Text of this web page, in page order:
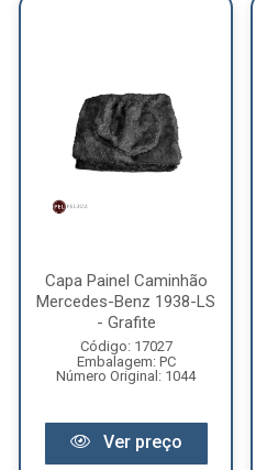
Capa Painel Caminhão
Mercedes-Benz 1938-LS
- Grafite
Código: 17027
Embalagem: PC
Número Original: 1044
Ver preço